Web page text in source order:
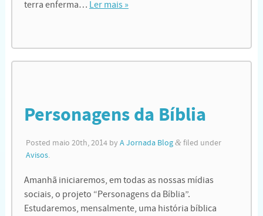
terra enferma… Ler mais »
Personagens da Bíblia
Posted maio 20th, 2014by A Jornada Blog &filed under
Avisos.
Amanhã iniciaremos, em todas as nossas mídias
sociais, o projeto “Personagens da Bíblia”.
Estudaremos, mensalmente, uma história bíblica